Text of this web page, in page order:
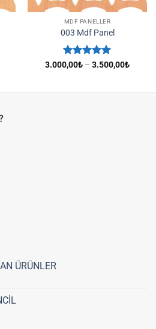
MDF PANELLER
003 Mdf Panel
5 üzerinden
3.000,00₺ – 3.500,00₺Fiyat
ÜRÜNLER